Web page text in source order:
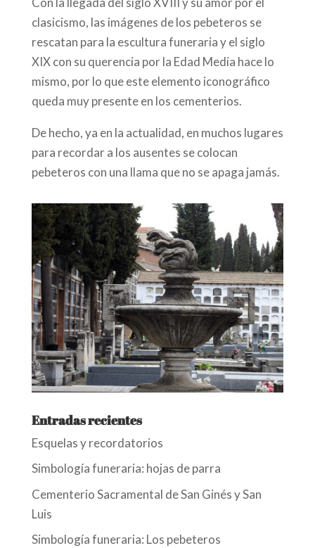
clasicismo, las imágenes de los pebeteros se
rescatan para la escultura funeraria y el siglo
XIX con su querencia por la Edad Media hace lo
mismo, por lo que este elemento iconográfico
queda muy presente en los cementerios.
De hecho, ya en la actualidad, en muchos lugares
para recordar a los ausentes se colocan
pebeteros con una llama que no se apaga jamás.
Entradas recientes
Esquelas y recordatorios
Simbología funeraria: hojas de parra
Cementerio Sacramental de San Ginés y San
Luis
Simbología funeraria: Los pebeteros